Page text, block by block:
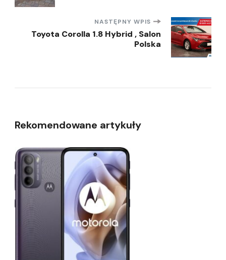
NASTĘPNY WPIS
Toyota Corolla 1.8 Hybrid , Salon
Polska
Rekomendowane artykuły